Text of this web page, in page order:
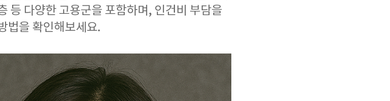
등 다양한 고용군을 포함하며, 인건비 부담을
법을 확인해보세요.